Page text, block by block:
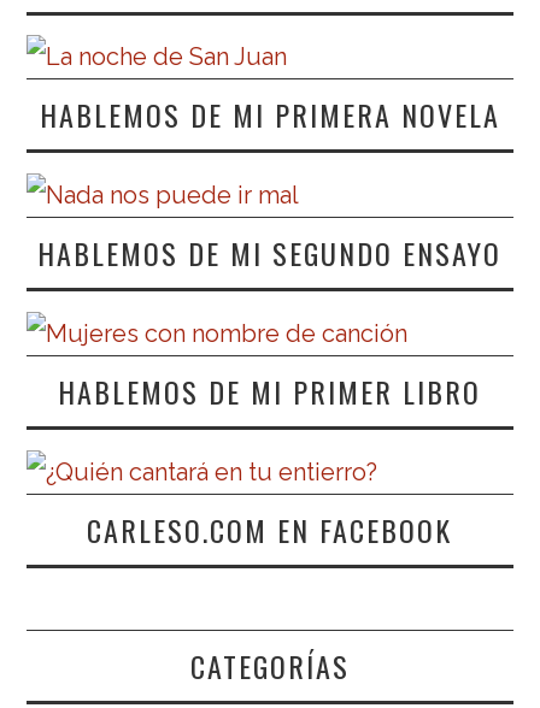
HABLEMOS DE MI PRIMERA NOVELA
HABLEMOS DE MI SEGUNDO ENSAYO
HABLEMOS DE MI PRIMER LIBRO
CARLESO.COM EN FACEBOOK
CATEGORÍAS